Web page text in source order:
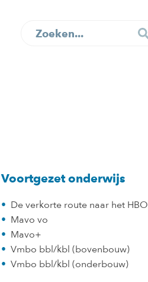
Voortgezet onderwijs
De verkorte route naar het HBO
Mavo vo
Mavo+
Vmbo bbl/kbl (bovenbouw)
Vmbo bbl/kbl (onderbouw)